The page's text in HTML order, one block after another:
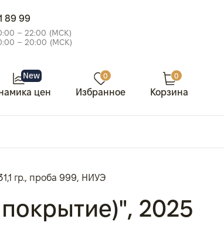
89 99
– 22:00 (МСК)
– 20:00 (МСК)
New
цен
0
Избранное
0
Корзина
гр., проба 999, НИУЭ
2025